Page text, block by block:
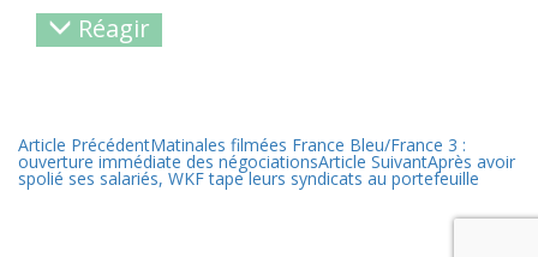
Réagir
Article PrécédentMatinales filmées France Bleu/France 3 :
ouverture immédiate des négociationsArticle SuivantAprès avoir
spolié ses salariés, WKF tape leurs syndicats au portefeuille